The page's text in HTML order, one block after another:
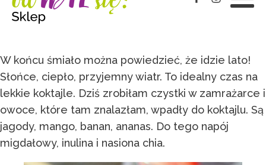
W końcu śmiało można powiedzieć, że idzie lato!
Słońce, ciepło, przyjemny wiatr. To idealny czas na
lekkie koktajle. Dziś zrobiłam czystki w zamrażarce i
owoce, które tam znalazłam, wpadły do koktajlu. Są
jagody, mango, banan, ananas. Do tego napój
migdałowy, inulina i nasiona chia.